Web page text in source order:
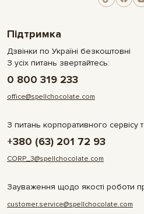
Підтримка
Дзвінки по Україні безкоштовні
З усіх питань звертайтесь:
0 800 319 233
office@spellchocolate.com
З питань корпоративного сервісу
+380 (63) 201 72 93
CORP_3@spellchocolate.com
Зауваження щодо якості роботи
customer.service@spellchocolate.com